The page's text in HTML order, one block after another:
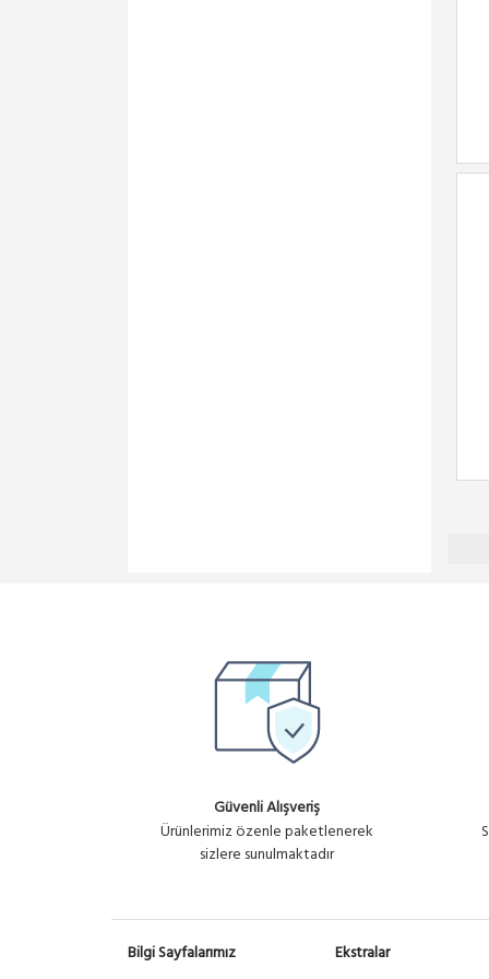
Güvenli Alışveriş
Ürünlerimiz özenle paketlenerek
sizlere sunulmaktadır
Bilgi Sayfalarımız
Ekstralar